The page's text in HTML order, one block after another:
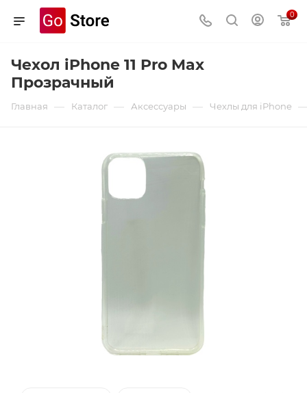
0
Чехол iPhone 11 Pro Max
Прозрачный
Главная — Каталог — Аксессуары — Чехлы для iPhone